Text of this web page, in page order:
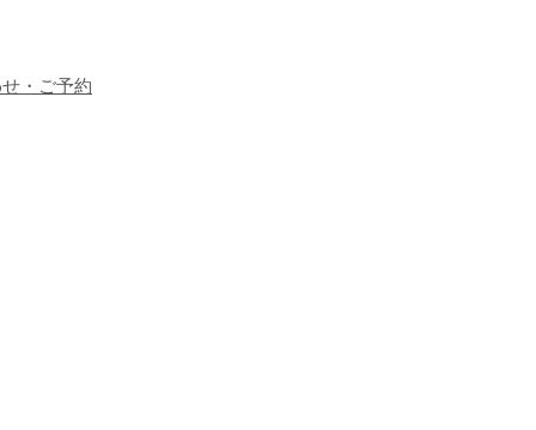
・ご予約